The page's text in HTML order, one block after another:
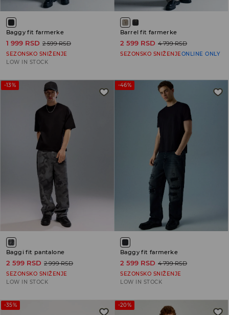
Baggy fit farmerke
1 999 RSD 2 599 RSD
SEZONSKO SNIŽENJE
LOW IN STOCK
Barrel fit farmerke
2 599 RSD 4 799 RSD
SEZONSKO SNIŽENJEONLINE ONLY
-13%
Baggi fit pantalone
2 599 RSD 2 999 RSD
SEZONSKO SNIŽENJE
LOW IN STOCK
-46%
Baggy fit farmerke
2 599 RSD 4 799 RSD
SEZONSKO SNIŽENJE
LOW IN STOCK
-35% -20%